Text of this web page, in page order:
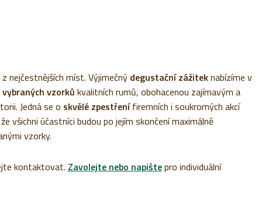
nejčestnějších míst. Výjimečný degustační zážiteknabízíme v
vybraných vzorků kvalitních rumů, obohacenou zajímavým a
Jedná se o skvělé zpestřenífiremních i soukromých akcí
všichni účastníci budou po jejím skončení maximálně
vzorky.
kontaktovat. Zavolejte nebo napištepro individuální